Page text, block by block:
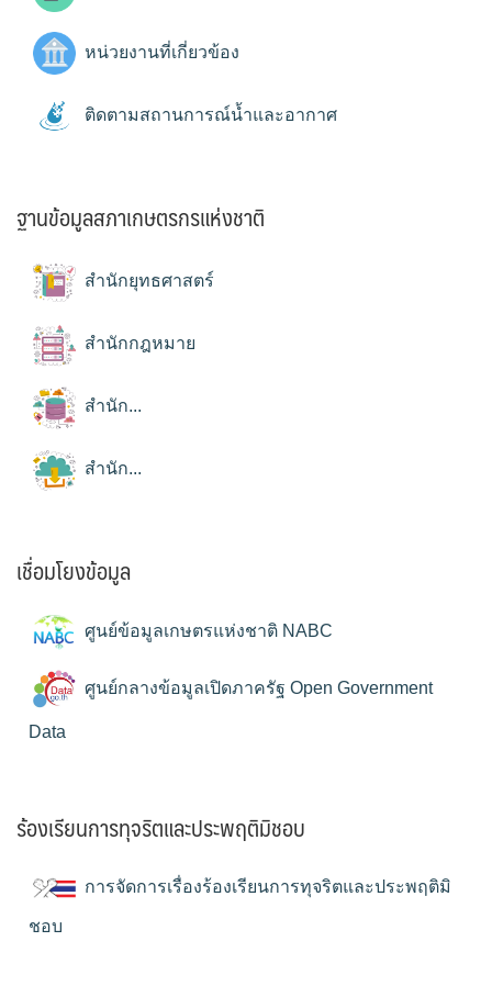
หน่วยงานที่เกี่ยวข้อง
ติดตามสถานการณ์น้ำและอากาศ
ฐานข้อมูลสภาเกษตรกรแห่งชาติ
สำนักยุทธศาสตร์
สำนักกฎหมาย
สำนัก...
สำนัก...
เชื่อมโยงข้อมูล
ศูนย์ข้อมูลเกษตรแห่งชาติ NABC
ศูนย์กลางข้อมูลเปิดภาครัฐ Open Government
Data
ร้องเรียนการทุจริตและประพฤติมิชอบ
การจัดการเรื่องร้องเรียนการทุจริตและประพฤติมิ
ชอบ